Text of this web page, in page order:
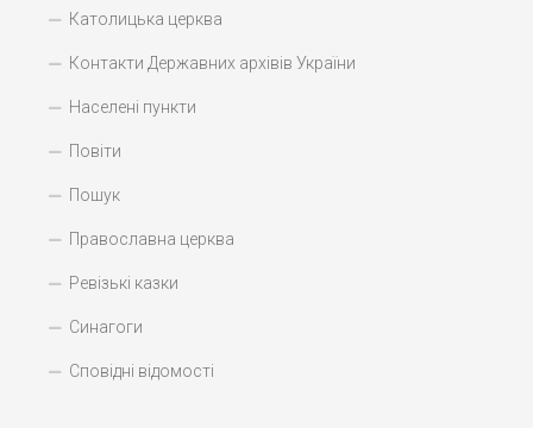
Католицька церква
Контакти Державних архівів України
Населені пункти
Повіти
Пошук
Православна церква
Ревізькі казки
Синагоги
Сповідні відомості